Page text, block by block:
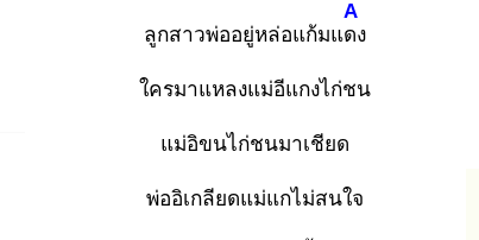
ลูกสาวพ่ออยู่หล่อแก้มแดง
A
ใครมาแหลงแม่อีแกงไก่ชน
แม่อิขนไก่ชนมาเชียด
พ่ออิเกลียดแม่แกไม่สนใจ